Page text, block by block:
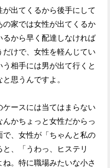
出てくるから後手にして
家では女性が出てくるか
るから早く配達しなければ
けで、女性を軽んじてい
相手には男が出て行くと
思うんですよ。
ースには当てはまらない
かちょっと女性だからっ
、女性が「ちゃんと私の
、「うわっ、ヒステリ
。特に職場みたいな小さ